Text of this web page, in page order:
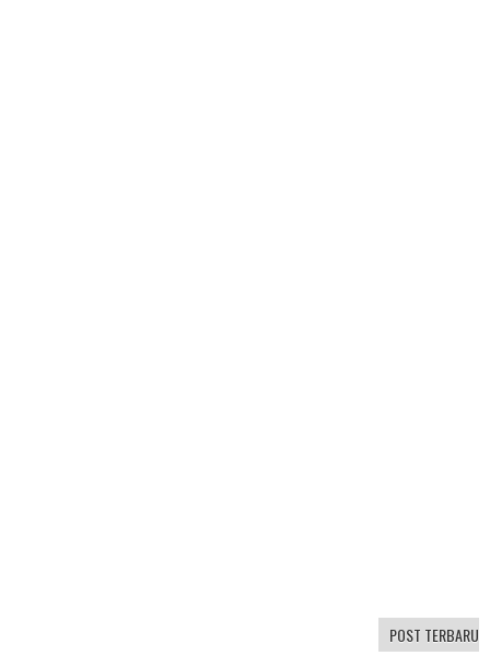
POST TERBARU